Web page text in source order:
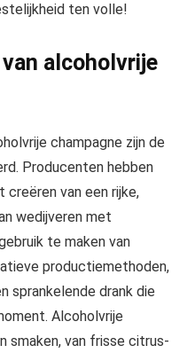
ten volle!
alcoholvrije
champagne zijn de
Producenten hebben
van een rijke,
wedijveren met
te maken van
productiemethoden,
sprankelende drank die
Alcoholvrije
smaken, van frisse citrus-